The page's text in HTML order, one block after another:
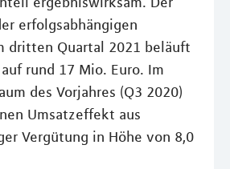
erfolgsabhängigen
dritten Quartal 2021 beläuft
rund 17 Mio. Euro. Im
des Vorjahres (Q3 2020)
Umsatzeffekt aus
Vergütung in Höhe von 8,0